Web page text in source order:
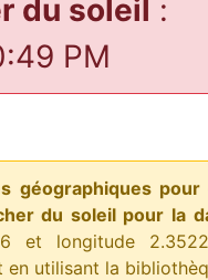
du soleil :
PM
géographiques
du soleil pour la
et longitude
en utilisant la